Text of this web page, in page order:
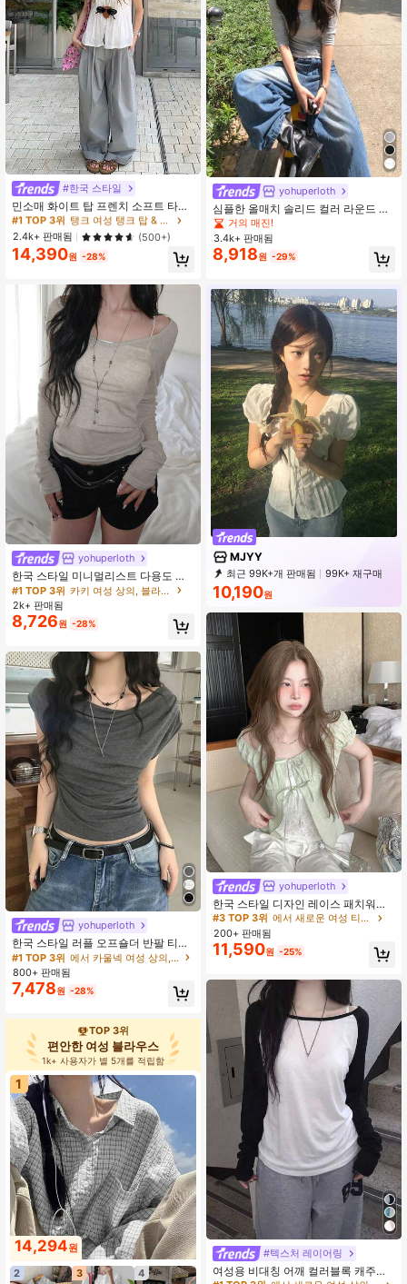
#한국 스타일
민소매 화이트 탑 프렌치 소프트 타이
스트랩 캐주얼 여름
#1 TOP 3위
거의 매진!
#1 TOP 3위
거의 매진!
#1 TOP 3위
거의 매진!
#1 TOP 3위
거의 매진!
2.4k+ 판매됨 (500+)
14,390원 -28%
yohuperloth
한국 스타일 미니멀리스트 다용도 세
미 시어 브이넥 긴팔 티셔츠 탑 캐주얼
#1 TOP 3위
카키 여성 상의, 블라우스 & 티
2k+ 판매됨
8,726원 -28%
yohuperloth
한국 스타일 러플 오프숄더 반팔 티셔
츠, 허리 슬림핏 다용도 탑 캐주얼 여
름
#1 TOP 3위
에서 카울넥 여성 상의, 블라우스 & 티
800+ 판매됨
7,478원 -28%
TOP 3위
편안한 여성 블라우스
1k+ 사용자가 별 5개를 적립함
1
14,294원
2 3 4
yohuperloth
심플한 올매치 솔리드 컬러 라운드 넥
슬리밍 허리 3/4 소매 상의, 다용도 캐
주얼 봄
거의 매진!
3.4k+ 판매됨
8,918원 -29%
MJYY
최근 99K+개 판매됨
99K+ 재구매
47K 구독
10,190원
yohuperloth
한국 스타일 디자인 레이스 패치워크
2 in 1 셔츠 캐주얼 여름
#3 TOP 3위
거의 매진!
#3 TOP 3위
거의 매진!
#3 TOP 3위
거의 매진!
#3 TOP 3위
200+ 판매됨
11,590원 -25%
#텍스처 레이어링
여성용 비대칭 어깨 컬러블록 캐주얼
#1 TOP 3위
거의 매진!